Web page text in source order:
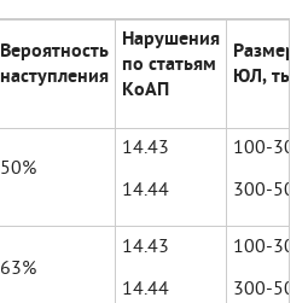
Вероятность
наступления
Нарушения
по статьям
КоАП
Размер
ЮЛ,
50%
14.43
14.44
100-300
300-500
63%
14.43
14.44
100-300
300-500